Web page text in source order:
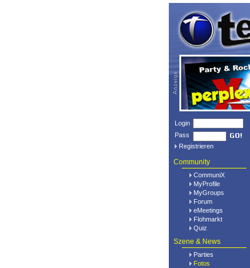
Login
Pass
Registrieren
Community
CommuniX
MyProfile
MyGroups
Forum
eMeetings
Flohmarkt
Quiz
Szene & News
Parties
Fotos